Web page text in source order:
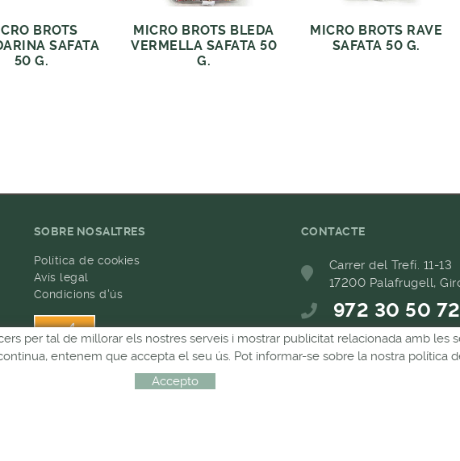
BROTS
SAFATA
50 G.
MICRO BROTS BLEDA
VERMELLA SAFATA 50
G.
MICRO BROTS RAVE
SAFATA 50 G.
SOBRE NOSALTRES
Política de cookies
Avís legal
Condicions d'ús
CONTACTE
Carrer del Trefí. 11-13
17200 Palafrugell,
972 30 50
689 657 489
per tal de millorar els nostres serveis i mostrar publicitat relacionada amb les
entenem que accepta el seu ús. Pot informar-se sobre la nostra política
Accepto